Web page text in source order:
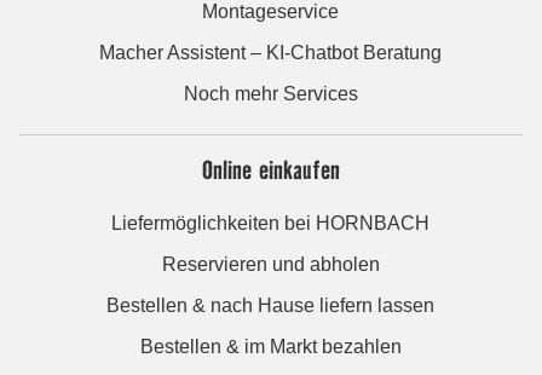
Montageservice
Macher Assistent – KI-Chatbot Beratung
Noch mehr Services
Online einkaufen
Liefermöglichkeiten bei HORNBACH
Reservieren und abholen
Bestellen & nach Hause liefern lassen
Bestellen & im Markt bezahlen